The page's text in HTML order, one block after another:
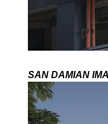
SAN DAMIAN